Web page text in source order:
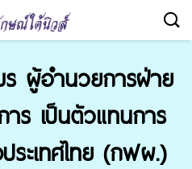
ผู้อำนวยการฝ่าย
ร เป็นตัวแทนการ
ะเทศไทย (กฟผ.)​